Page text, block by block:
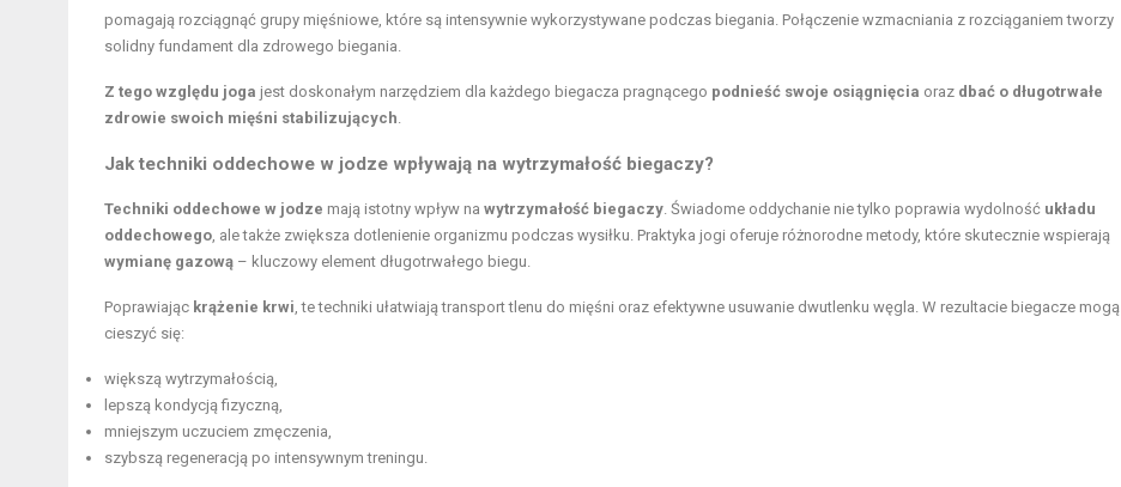
pomagają rozciągnąć grupy mięśniowe, które są intensywnie wykorzystywane podczas biegania. Połączenie wzmacniania z rozciąganiem tworzy
solidny fundament dla zdrowego biegania.
Z tego względu joga jest doskonałym narzędziem dla każdego biegacza pragnącego podnieść swoje osiągnięcia oraz dbać o długotrwałe
zdrowie swoich mięśni stabilizujących.
Jak techniki oddechowe w jodze wpływają na wytrzymałość biegaczy?
Techniki oddechowe w jodze mają istotny wpływ na wytrzymałość biegaczy. Świadome oddychanie nie tylko poprawia wydolność układu
oddechowego, ale także zwiększa dotlenienie organizmu podczas wysiłku. Praktyka jogi oferuje różnorodne metody, które skutecznie wspierają
wymianę gazową – kluczowy element długotrwałego biegu.
Poprawiając krążenie krwi, te techniki ułatwiają transport tlenu do mięśni oraz efektywne usuwanie dwutlenku węgla. W rezultacie biegacze mogą
cieszyć się:
większą wytrzymałością,
lepszą kondycją fizyczną,
mniejszym uczuciem zmęczenia,
szybszą regeneracją po intensywnym treningu.